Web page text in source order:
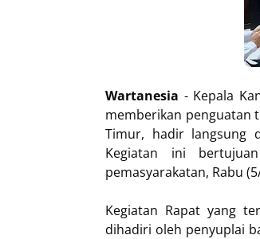
Wartanesia - Kepala
memberikan penguatan
Timur, hadir langsung
Kegiatan ini
pemasyarakatan, Rabu
Kegiatan Rapat yang
dihadiri oleh penyuplai